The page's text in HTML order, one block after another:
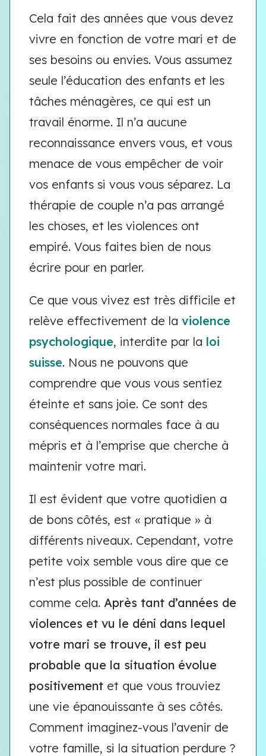
Cela fait des années que vous devez
vivre en fonction de votre mari et de
ses besoins ou envies. Vous assumez
seule l’éducation des enfants et les
tâches ménagères, ce qui est un
travail énorme. Il n’a aucune
reconnaissance envers vous, et vous
menace de vous empêcher de voir
vos enfants si vous vous séparez. La
thérapie de couple n’a pas arrangé
les choses, et les violences ont
empiré. Vous faites bien de nous
écrire pour en parler.
Ce que vous vivez est très difficile et
relève effectivement de la violence
psychologique, interdite par la loi
suisse. Nous ne pouvons que
comprendre que vous vous sentiez
éteinte et sans joie. Ce sont des
conséquences normales face à au
mépris et à l’emprise que cherche à
maintenir votre mari.
Il est évident que votre quotidien a
de bons côtés, est « pratique » à
différents niveaux. Cependant, votre
petite voix semble vous dire que ce
n’est plus possible de continuer
comme cela. Après tant d’années de
violences et vu le déni dans lequel
votre mari se trouve, il est peu
probable que la situation évolue
positivement et que vous trouviez
une vie épanouissante à ses côtés.
Comment imaginez-vous l’avenir de
votre famille, si la situation perdure ?